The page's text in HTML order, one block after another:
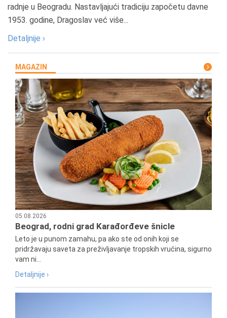
radnje u Beogradu. Nastavljajući tradiciju započetu davne
1953. godine, Dragoslav već više...
Detaljnije ›
MAGAZIN
05.08.2026
Beograd, rodni grad Karađorđeve šnicle
Leto je u punom zamahu, pa ako ste od onih koji se
pridržavaju saveta za preživljavanje tropskih vrućina, sigurno
vam ni...
Detaljnije ›